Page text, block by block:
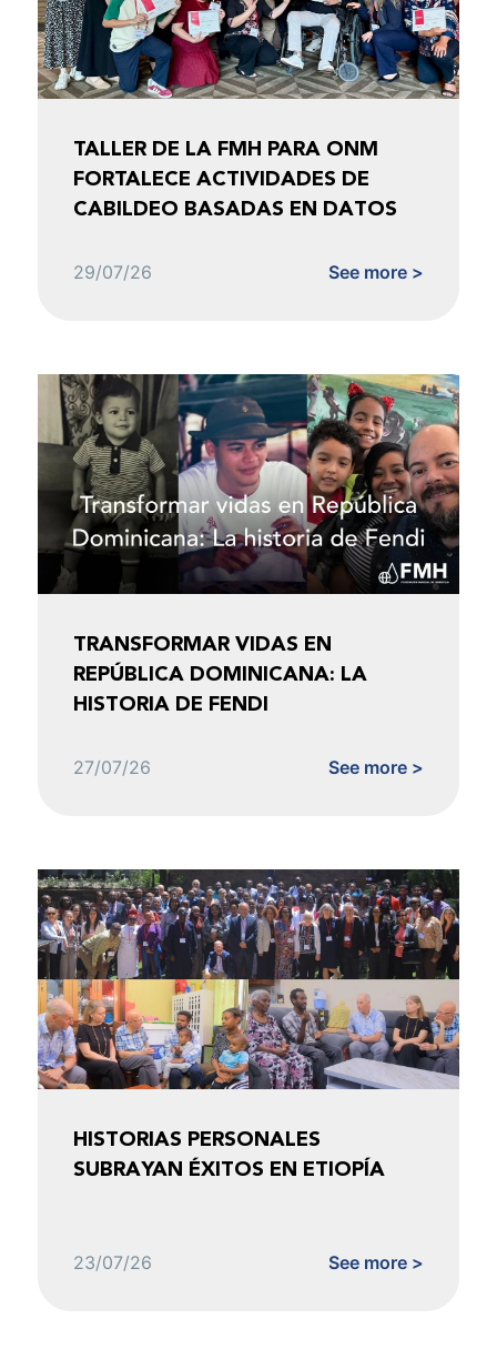
TALLER DE LA FMH PARA ONM
FORTALECE ACTIVIDADES DE
CABILDEO BASADAS EN DATOS
29/07/26 See more >
TRANSFORMAR VIDAS EN
REPÚBLICA DOMINICANA: LA
HISTORIA DE FENDI
27/07/26 See more >
HISTORIAS PERSONALES
SUBRAYAN ÉXITOS EN ETIOPÍA
23/07/26 See more >